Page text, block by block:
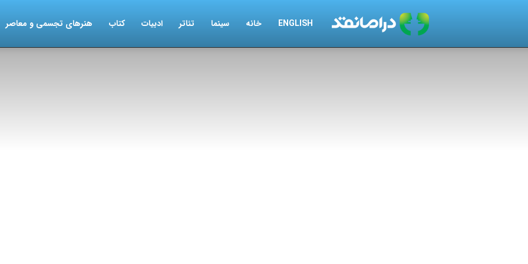
درامانقدENGLISH خانه سینما تئاتر ادبیات کتاب هنرهای تجسمی و معاصر